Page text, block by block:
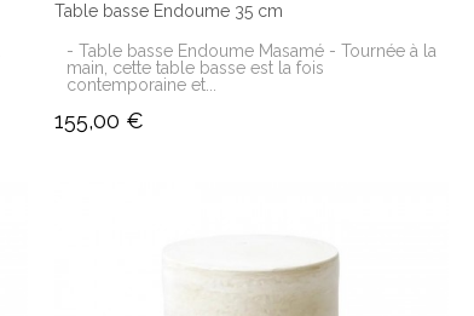
Table basse Endoume 35 cm
- Table basse Endoume Masamé - Tournée à la
main, cette table basse est la fois
contemporaine et...
155,00 €